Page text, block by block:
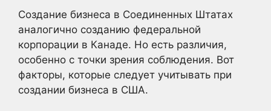
Создание бизнеса в Соединенных Штатах
аналогично созданию федеральной
корпорации в Канаде. Но есть различия,
особенно с точки зрения соблюдения. Вот
факторы, которые следует учитывать при
создании бизнеса в США.